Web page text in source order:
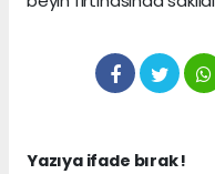
Yazıya ifade bırak !